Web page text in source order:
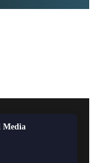
Media